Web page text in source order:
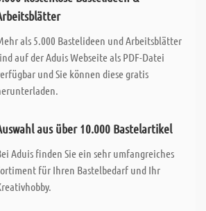
als 5.000 Bastelideen und Arbeitsblätter
auf der Aduis Webseite als PDF-Datei
und Sie können diese gratis
aus über 10.000 Bastelartikel
Aduis finden Sie ein sehr umfangreiches
für Ihren Bastelbedarf und Ihr